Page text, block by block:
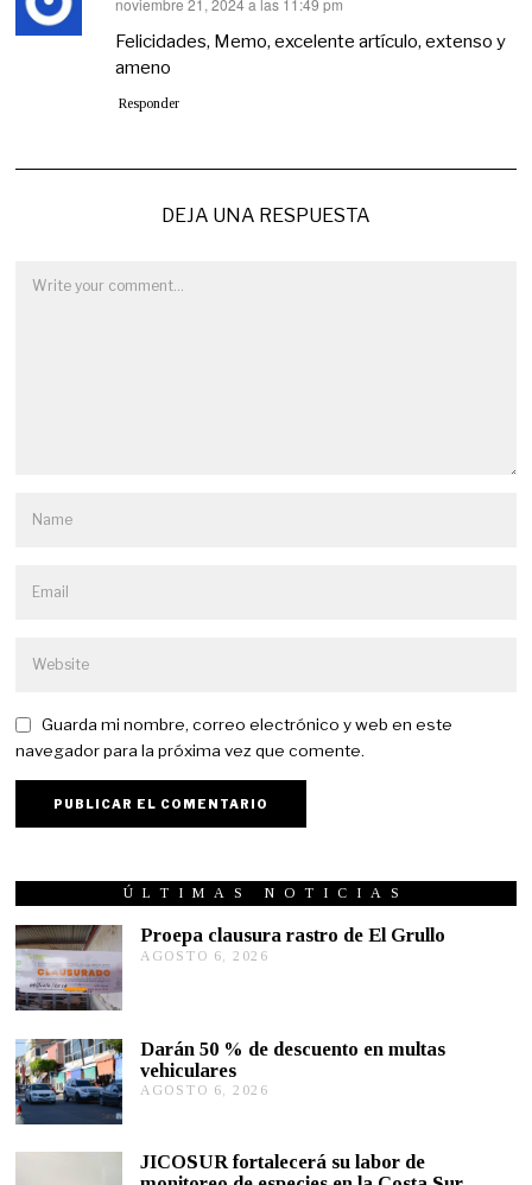
dice:
Felicidades, Memo, excelente artículo, extenso y
ameno
Responder
DEJA UNA RESPUESTA
Guarda mi nombre, correo electrónico y web en este
navegador para la próxima vez que comente.
ÚLTIMAS NOTICIAS
Proepa clausura rastro de El Grullo
AGOSTO 6, 2026
O
6
Darán 50 % de descuento en multas
vehiculares
AGOSTO 6, 2026
T
JICOSUR fortalecerá su labor de